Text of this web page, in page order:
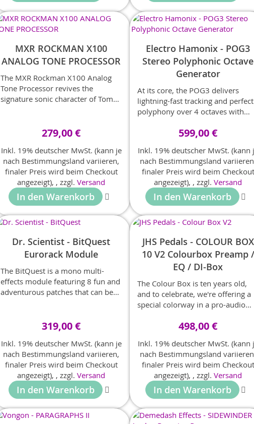
MXR ROCKMAN X100
ANALOG TONE PROCESSOR
The MXR Rockman X100 Analog
Tone Processor revives the
signature sonic character of Tom
form, offering crystalline cleans,
crunchy harmonics, and
shimmering modulation.
279,00 €
Inkl. 19% deutscher MwSt. (kann je
nach Bestimmungsland variieren,
finaler Preis wird beim Checkout
angezeigt), ,zzgl.Versand
In den Warenkorb
Electro Hamonix - POG3
Stereo Polyphonic Octave
Generator
At its core, the POG3 delivers
lightning-fast tracking and perfect
polyphony over 4 octaves with
than ever before. From 12-string
sounds, the POG3 delivers an
endless possibility of tone
creation. The pedal has received
many updates that further expand
its tone shaping possibilities to
enhance your performance on
stage and in the studio.
599,00 €
Inkl. 19% deutscher MwSt. (kann
nach Bestimmungsland
finaler Preis wird beim Checkout
angezeigt), ,zzgl.Versand
In den Warenkorb
Dr. Scientist - BitQuest
Eurorack Module
The BitQuest is a mono multi-
effects module featuring 8 fun and
adventurous patches that can be
319,00 €
Inkl. 19% deutscher MwSt. (kann je
nach Bestimmungsland variieren,
finaler Preis wird beim Checkout
angezeigt), ,zzgl.Versand
In den Warenkorb
JHS Pedals - COLOUR BOX
10 V2 Colourbox Preamp /
EQ / DI-Box
The Colour Box is ten years old,
and to celebrate, we're offering a
special colorway in a pro-audio
498,00 €
Inkl. 19% deutscher MwSt. (kann
nach Bestimmungsland
finaler Preis wird beim Checkout
angezeigt), ,zzgl.Versand
In den Warenkorb